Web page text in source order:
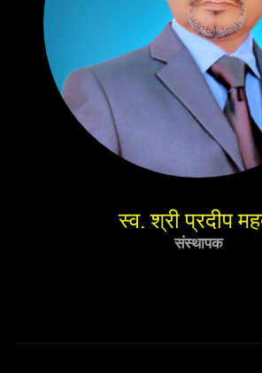
स्व. श्री प्रदीप
संस्थापक